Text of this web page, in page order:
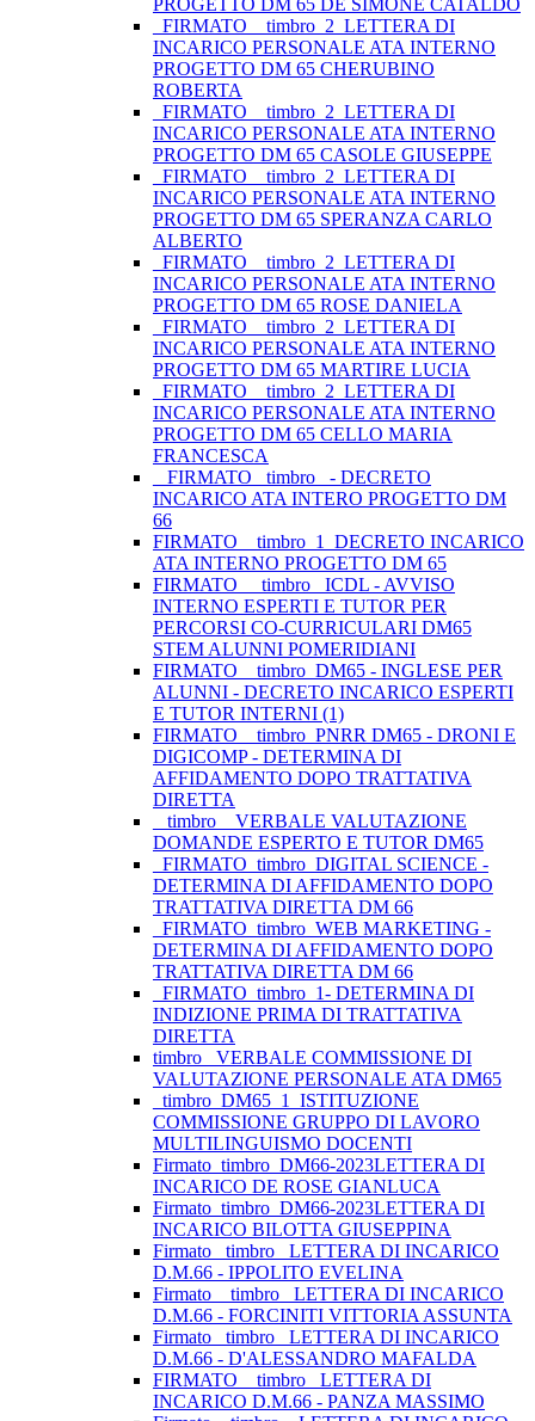
PROGETTO DM 65 DE SIMONE CATALDO
_FIRMATO__timbro_2_LETTERA DI
INCARICO PERSONALE ATA INTERNO
PROGETTO DM 65 CHERUBINO
ROBERTA
_FIRMATO__timbro_2_LETTERA DI
INCARICO PERSONALE ATA INTERNO
PROGETTO DM 65 CASOLE GIUSEPPE
_FIRMATO__timbro_2_LETTERA DI
INCARICO PERSONALE ATA INTERNO
PROGETTO DM 65 SPERANZA CARLO
ALBERTO
_FIRMATO__timbro_2_LETTERA DI
INCARICO PERSONALE ATA INTERNO
PROGETTO DM 65 ROSE DANIELA
_FIRMATO__timbro_2_LETTERA DI
INCARICO PERSONALE ATA INTERNO
PROGETTO DM 65 MARTIRE LUCIA
_FIRMATO__timbro_2_LETTERA DI
INCARICO PERSONALE ATA INTERNO
PROGETTO DM 65 CELLO MARIA
FRANCESCA
_ FIRMATO_ timbro_ - DECRETO
INCARICO ATA INTERO PROGETTO DM
66
FIRMATO__timbro_1_DECRETO INCARICO
ATA INTERNO PROGETTO DM 65
FIRMATO__ timbro _ICDL - AVVISO
INTERNO ESPERTI E TUTOR PER
PERCORSI CO-CURRICULARI DM65
STEM ALUNNI POMERIDIANI
FIRMATO__timbro_DM65 - INGLESE PER
ALUNNI - DECRETO INCARICO ESPERTI
E TUTOR INTERNI (1)
FIRMATO__timbro_PNRR DM65 - DRONI E
DIGICOMP - DETERMINA DI
AFFIDAMENTO DOPO TRATTATIVA
DIRETTA
_ timbro _ VERBALE VALUTAZIONE
DOMANDE ESPERTO E TUTOR DM65
_FIRMATO_timbro_DIGITAL SCIENCE -
DETERMINA DI AFFIDAMENTO DOPO
TRATTATIVA DIRETTA DM 66
_FIRMATO_timbro_WEB MARKETING -
DETERMINA DI AFFIDAMENTO DOPO
TRATTATIVA DIRETTA DM 66
_FIRMATO_timbro_1- DETERMINA DI
INDIZIONE PRIMA DI TRATTATIVA
DIRETTA
timbro _VERBALE COMMISSIONE DI
VALUTAZIONE PERSONALE ATA DM65
_timbro_DM65_1_ISTITUZIONE
COMMISSIONE GRUPPO DI LAVORO
MULTILINGUISMO DOCENTI
Firmato_timbro_DM66-2023LETTERA DI
INCARICO DE ROSE GIANLUCA
Firmato_timbro_DM66-2023LETTERA DI
INCARICO BILOTTA GIUSEPPINA
Firmato_ timbro _LETTERA DI INCARICO
D.M.66 - IPPOLITO EVELINA
Firmato _ timbro _LETTERA DI INCARICO
D.M.66 - FORCINITI VITTORIA ASSUNTA
Firmato_ timbro _LETTERA DI INCARICO
D.M.66 - D'ALESSANDRO MAFALDA
FIRMATO _ timbro _LETTERA DI
INCARICO D.M.66 - PANZA MASSIMO